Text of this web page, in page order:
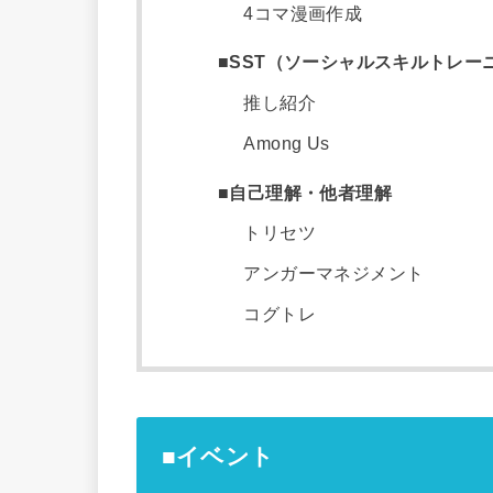
4コマ漫画作成
■SST（ソーシャルスキルトレー
推し紹介
Among Us
■自己理解・他者理解
トリセツ
アンガーマネジメント
コグトレ
■イベント